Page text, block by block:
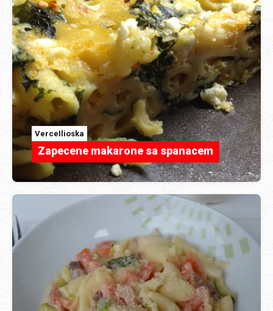
VerceIlioska
Zapecene makarone sa spanacem